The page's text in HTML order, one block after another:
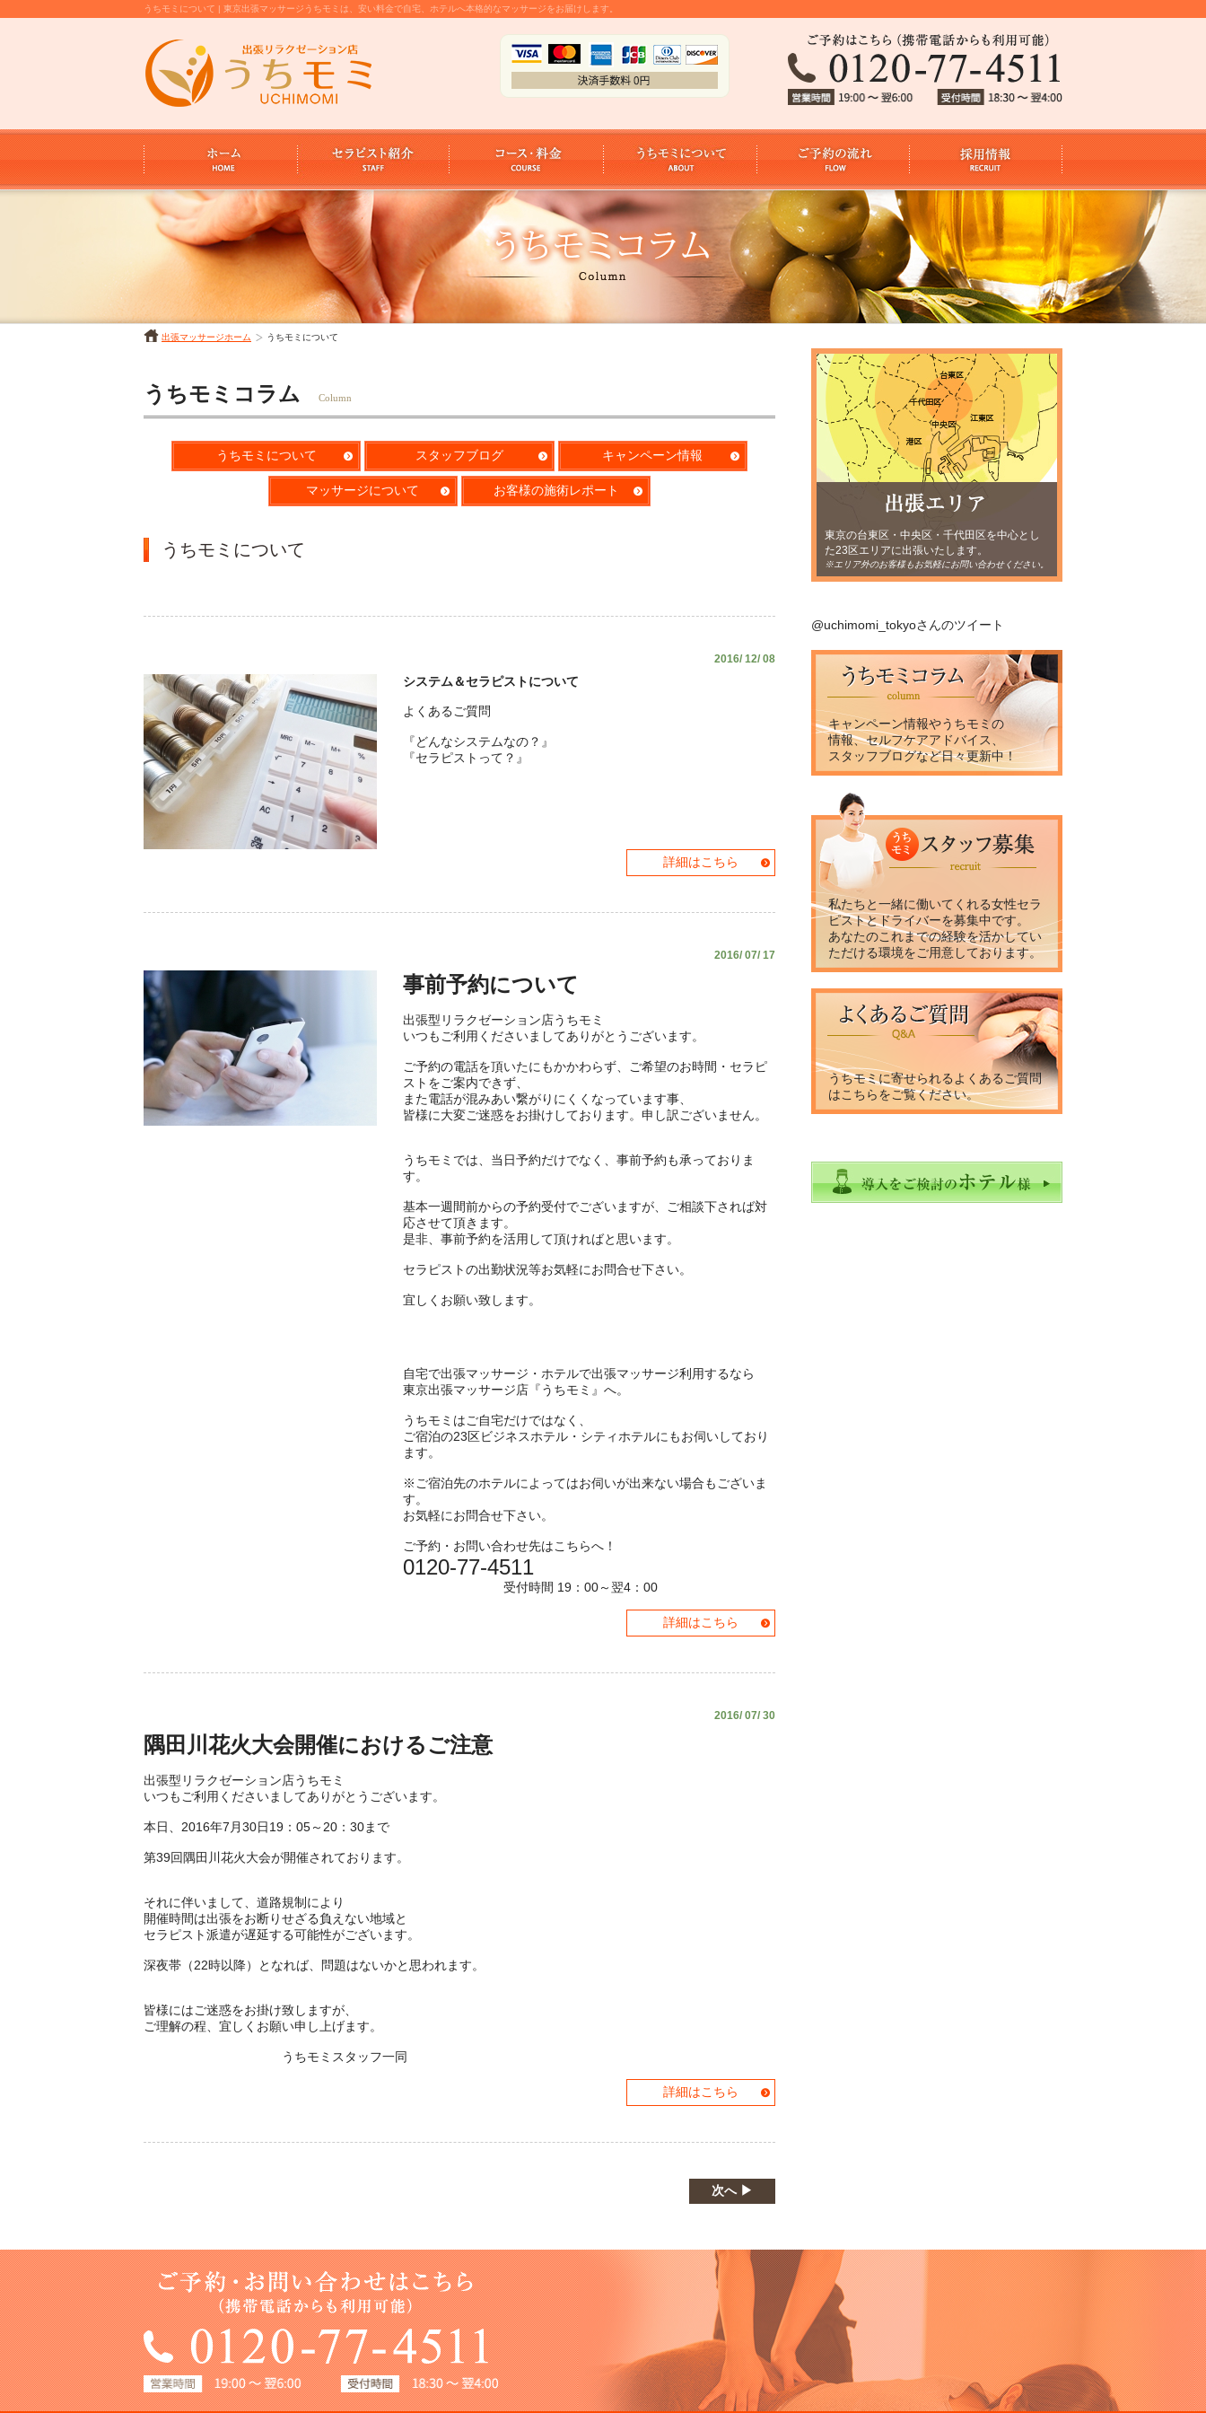
うちモミについて | 東京出張マッサージうちモミは、安い料金で自宅、ホテルへ本格的なマッサージをお届けします。
出張マッサージホーム うちモミについて
うちモミコラム Column
うちモミについて スタッフブログ キャンペーン情報
マッサージについて お客様の施術レポート
うちモミについて
2016/ 12/ 08
システム＆セラピストについて
よくあるご質問
『どんなシステムなの？』
『セラピストって？』
詳細はこちら
2016/ 07/ 17
事前予約について
出張型リラクゼーション店うちモミ
いつもご利用くださいましてありがとうございます。
ご予約の電話を頂いたにもかかわらず、ご希望のお時間・セラピ
ストをご案内できず、
また電話が混みあい繋がりにくくなっています事、
皆様に大変ご迷惑をお掛けしております。申し訳ございません。
うちモミでは、当日予約だけでなく、事前予約も承っておりま
す。
基本一週間前からの予約受付でございますが、ご相談下されば対
応させて頂きます。
是非、事前予約を活用して頂ければと思います。
セラピストの出勤状況等お気軽にお問合せ下さい。
宜しくお願い致します。
自宅で出張マッサージ・ホテルで出張マッサージ利用するなら
東京出張マッサージ店『うちモミ』へ。
うちモミはご自宅だけではなく、
ご宿泊の23区ビジネスホテル・シティホテルにもお伺いしており
ます。
※ご宿泊先のホテルによってはお伺いが出来ない場合もございま
す。
お気軽にお問合せ下さい。
ご予約・お問い合わせ先はこちらへ！
0120-77-4511
受付時間 19：00～翌4：00
詳細はこちら
2016/ 07/ 30
隅田川花火大会開催におけるご注意
出張型リラクゼーション店うちモミ
いつもご利用くださいましてありがとうございます。
本日、2016年7月30日19：05～20：30まで
第39回隅田川花火大会が開催されております。
それに伴いまして、道路規制により
開催時間は出張をお断りせざる負えない地域と
セラピスト派遣が遅延する可能性がございます。
深夜帯（22時以降）となれば、問題はないかと思われます。
皆様にはご迷惑をお掛け致しますが、
ご理解の程、宜しくお願い申し上げます。
うちモミスタッフ一同
詳細はこちら
次へ ▶
東京の台東区・中央区・千代田区を中心とし
た23区エリアに出張いたします。
※エリア外のお客様もお気軽にお問い合わせください。
@uchimomi_tokyoさんのツイート
キャンペーン情報やうちモミの
情報、セルフケアアドバイス、
スタッフブログなど日々更新中！
私たちと一緒に働いてくれる女性セラ
ピストとドライバーを募集中です。
あなたのこれまでの経験を活かしてい
ただける環境をご用意しております。
うちモミに寄せられるよくあるご質問
はこちらをご覧ください。